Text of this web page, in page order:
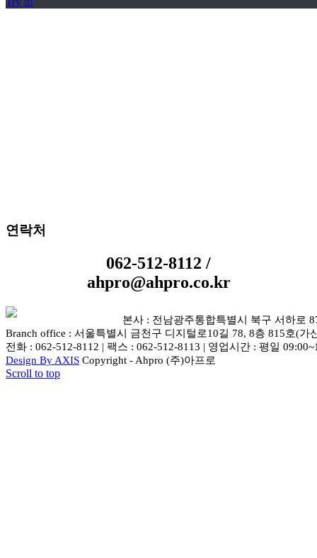
연락처
062-512-8112 /
ahpro@ahpro.co.kr
본사 : 전남광주통합특별시 북구 서하로
Branch office : 서울특별시 금천구 디지털로10길 78, 8층 815호(가
전화 : 062-512-8112 | 팩스 : 062-512-8113 | 영업시간 : 평일
Design By AXIS Copyright - Ahpro (주)아프로
Scroll to top